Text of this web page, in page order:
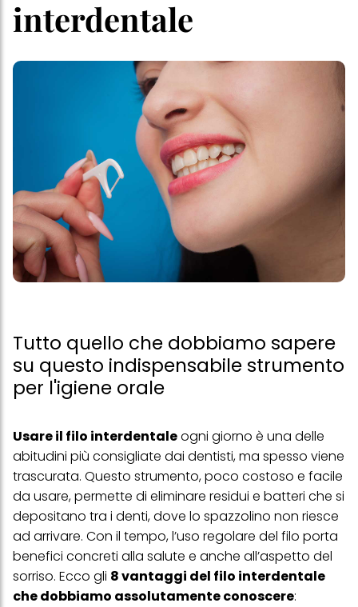
interdentale
Tutto quello che dobbiamo sapere
su questo indispensabile strumento
per l'igiene orale
Usare il filo interdentaleogni giorno è una delle
abitudini più consigliate dai dentisti, ma spesso viene
trascurata. Questo strumento, poco costoso e facile
da usare, permette di eliminare residui e batteri che si
depositano tra i denti, dove lo spazzolino non riesce
ad arrivare. Con il tempo, l’uso regolare del filo porta
benefici concreti alla salute e anche all’aspetto del
sorriso. Ecco gli 8 vantaggi del filo interdentale
che dobbiamo assolutamente conoscere: